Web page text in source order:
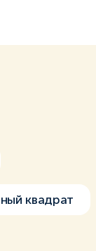
квадрат